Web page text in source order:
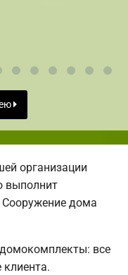
организации
выполнит
Сооружение дома
все